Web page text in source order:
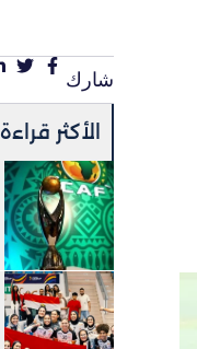
شارك
الأكثر قراءة